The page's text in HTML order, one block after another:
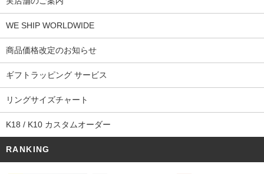
WE SHIP WORLDWIDE
商品価格改定のお知らせ
ギフトラッピング サービス
リングサイズチャート
K18 / K10 カスタムオーダー
RANKING